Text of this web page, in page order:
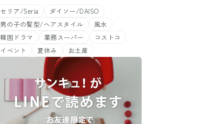
セリア/Seria
ダイソー/DAISO
男の子の髪型/ヘアスタイル
風水
韓国ドラマ
業務スーパー
コストコ
イベント
夏休み お土産